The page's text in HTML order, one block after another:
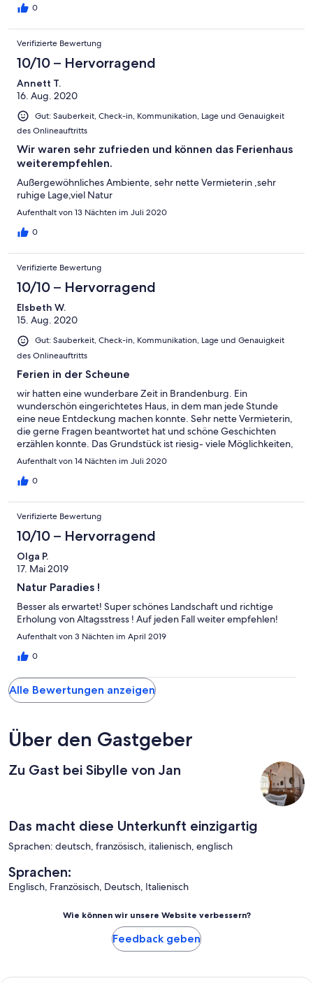
wenigstens ein Fahrrad haben, da auch die
0
Verifizierte Bewertung
10/10 – Hervorragend
Annett T.
16. Aug. 2020
Gut: Sauberkeit, Check-in, Kommunikation, Lage und Genauigkeit
des Onlineauftritts
Wir waren sehr zufrieden und können das Ferienhaus
weiterempfehlen.
Außergewöhnliches Ambiente, sehr nette Vermieterin ,sehr
ruhige Lage,viel Natur
Aufenthalt von 13 Nächten im Juli 2020
0
Verifizierte Bewertung
10/10 – Hervorragend
Elsbeth W.
15. Aug. 2020
Gut: Sauberkeit, Check-in, Kommunikation, Lage und Genauigkeit
des Onlineauftritts
Ferien in der Scheune
wir hatten eine wunderbare Zeit in Brandenburg. Ein
wunderschön eingerichtetes Haus, in dem man jede Stunde
eine neue Entdeckung machen konnte. Sehr nette Vermieterin,
die gerne Fragen beantwortet hat und schöne Geschichten
erzählen konnte. Das Grundstück ist riesig- viele Möglichkeiten,
draußen zu sitzen. Wir werden es weiterempfehlen!
Aufenthalt von 14 Nächten im Juli 2020
0
Verifizierte Bewertung
10/10 – Hervorragend
Olga P.
17. Mai 2019
Natur Paradies !
Besser als erwartet! Super schönes Landschaft und richtige
Erholung von Altagsstress ! Auf jeden Fall weiter empfehlen!
Aufenthalt von 3 Nächten im April 2019
0
Alle Bewertungen anzeigen
Über den Gastgeber
Zu Gast bei Sibylle von Jan
Das macht diese Unterkunft einzigartig
Sprachen: deutsch, französisch, italienisch, englisch
Sprachen:
Englisch, Französisch, Deutsch, Italienisch
Wie können wir unsere Website verbessern?
Feedback geben